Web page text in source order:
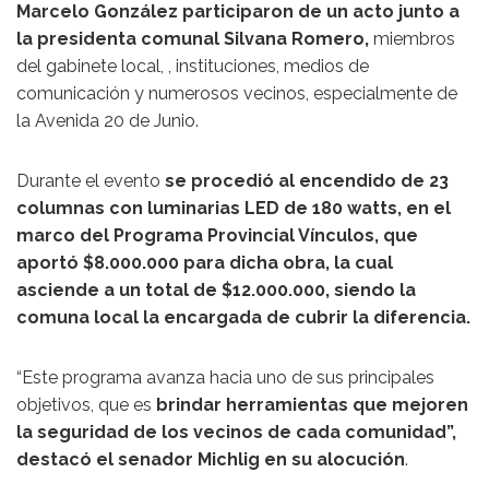
Marcelo González participaron de un acto junto a
la presidenta comunal Silvana Romero, miembros
del gabinete local, , instituciones, medios de
comunicación y numerosos vecinos, especialmente de
la Avenida 20 de Junio.
Durante el evento se procedió al encendido de 23
columnas con luminarias LED de 180 watts, en el
marco del Programa Provincial Vínculos, que
aportó $8.000.000 para dicha obra, la cual
asciende a un total de $12.000.000, siendo la
comuna local la encargada de cubrir la diferencia.
“Este programa avanza hacia uno de sus principales
objetivos, que es brindar herramientas que mejoren
la seguridad de los vecinos de cada comunidad”,
destacó el senador Michlig en su alocución.